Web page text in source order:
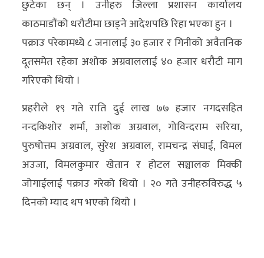
अन्तरर्वार्ता
विचार/
ब्लग
रोचक
अन्य
क्लिक
खबर
विशेष
छुटेका छन् । उनीहरु जिल्ला प्रशासन कार्यालय
काठमाडौंको धरौटीमा छाड्ने आदेशपछि रिहा भएका हुन ।
पक्राउ परेकामध्ये ८ जनालाई ३० हजार र गिनीको अवैतनिक
दूतसमेत रहेका अशोक अग्रवाललाई ४० हजार धरौटी माग
गरिएको थियो ।
प्रहरीले १९ गते राति दुई लाख ७७ हजार नगदसहित
नन्दकिशोर शर्मा, अशोक अग्रवाल, गोविन्दराम सरिया,
पुरुषोत्तम अग्रवाल, सुरेश अग्रवाल, रामचन्द्र संघाई, विमल
अउजा, विमलकुमार खेतान र होटल सञ्चालक मिक्की
जोगाईलाई पक्राउ गरेको थियो । २० गते उनीहरुविरुद्ध ५
दिनको म्याद थप भएको थियो ।